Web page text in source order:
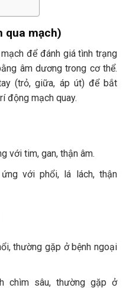
qua mạch)
để đánh giá tình trạng
âm dương trong cơ thể.
(trỏ, giữa, áp út) để bắt
động mạch quay.
với tim, gan, thận âm.
với phổi, lá lách, thận
thường gặp ở bệnh ngoại
chìm sâu, thường gặp ở